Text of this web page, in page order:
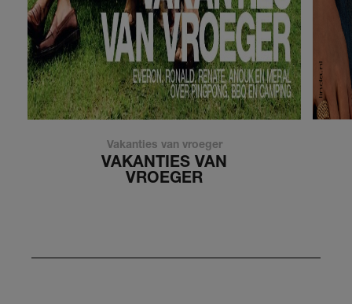
Vakanties van vroeger
VAKANTIES VAN
VROEGER